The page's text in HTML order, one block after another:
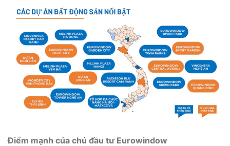
Điểm mạnh của chủ đầu tư Eurowindow